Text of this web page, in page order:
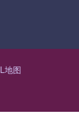
地图